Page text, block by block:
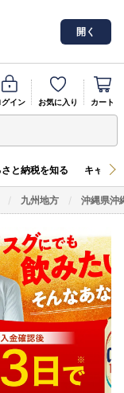
開く
グイン お気に入り カート
と納税を知る キャン
九州地方 沖縄県沖